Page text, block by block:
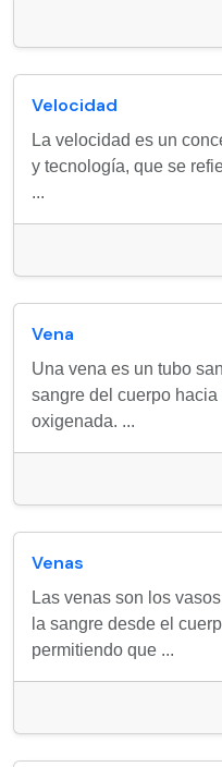
Velocidad
La velocidad es un
y tecnología, que se
...
Vena
Una vena es un tubo
sangre del cuerpo
oxigenada. ...
Venas
Las venas son los
la sangre desde el
permitiendo que ...